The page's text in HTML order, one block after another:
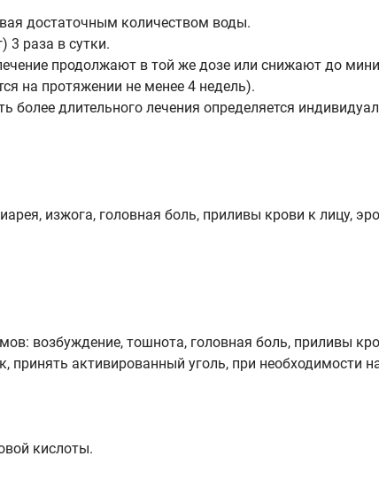
достаточным количеством воды.
3 раза в сутки.
продолжают в той же дозе или снижают до
на протяжении не менее 4 недель).
более длительного лечения определяется
изжога, головная боль, приливы крови к лицу,
возбуждение, тошнота, головная боль, приливы
активированный уголь, при необходимости
кислоты.